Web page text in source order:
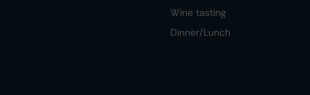
Wine tasting
Dinner/Lunch